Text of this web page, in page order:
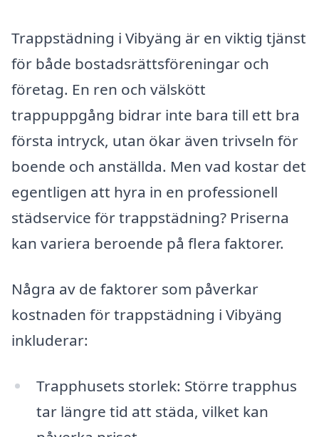
Trappstädning i Vibyäng är en viktig tjänst
för både bostadsrättsföreningar och
företag. En ren och välskött
trappuppgång bidrar inte bara till ett bra
första intryck, utan ökar även trivseln för
boende och anställda. Men vad kostar det
egentligen att hyra in en professionell
städservice för trappstädning? Priserna
kan variera beroende på flera faktorer.
Några av de faktorer som påverkar
kostnaden för trappstädning i Vibyäng
inkluderar:
Trapphusets storlek: Större trapphus
tar längre tid att städa, vilket kan